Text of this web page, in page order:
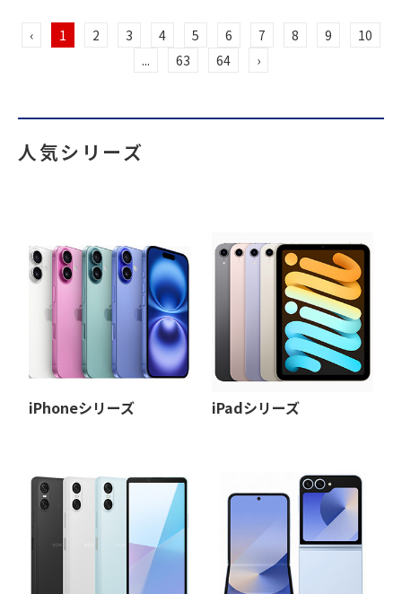
‹ 1 2 3 4 5 6 7 8 9
10
...
63 64 ›
人気シリーズ
iPhoneシリーズ iPadシリーズ